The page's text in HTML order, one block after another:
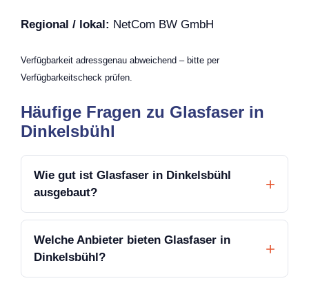
Regional / lokal: NetCom BW GmbH
Verfügbarkeit adressgenau abweichend – bitte per
Verfügbarkeitscheck prüfen.
Häufige Fragen zu Glasfaser in
Dinkelsbühl
Wie gut ist Glasfaser in Dinkelsbühl
ausgebaut?
Welche Anbieter bieten Glasfaser in
Dinkelsbühl?